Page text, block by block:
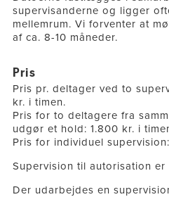
supervisanderne og ligger
mellemrum. Vi forventer at
af ca. 8-10 måneder.
Pris
Pris pr. deltager ved to
kr. i timen.
Pris for to deltagere fra
udgør et hold: 1.800 kr. i
Pris for individuel
Supervision til autorisation er
Der udarbejdes en